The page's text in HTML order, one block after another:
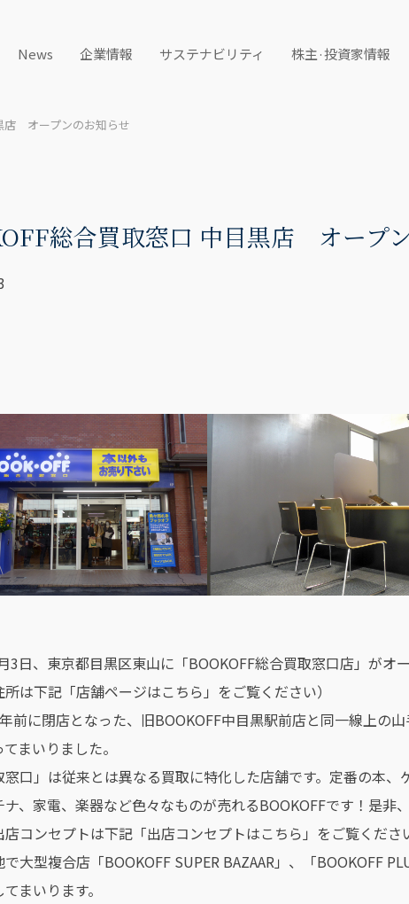
News 企業情報 サステナビリティ 株主·投資家情報
店 オープンのお知らせ
総合買取窓口 中目黒店 オープ
3日、東京都目黒区東山に「BOOKOFF総合買取窓口店」がオ
所は下記「店舗ページはこちら」をご覧ください）
前に閉店となった、旧BOOKOFF中目黒駅前店と同一線上の
まいりました。
窓口」は従来とは異なる買取に特化した店舗です。定番の本
、家電、楽器など色々なものが売れるBOOKOFFです！是非
店コンセプトは下記「出店コンセプトはこちら」をご覧くださ
大型複合店「BOOKOFF SUPER BAZAAR」、「BOOKOFF
まいります。